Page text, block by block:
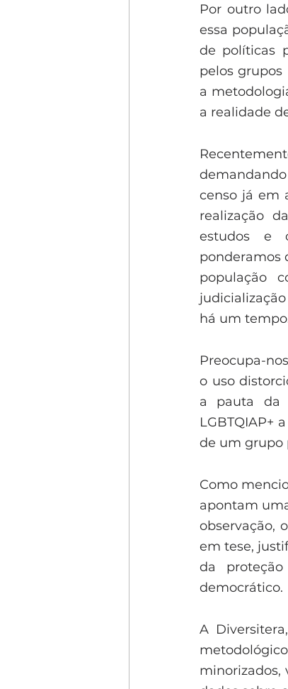
Por outro
essa
de políticas
pelos grupos
a
a realidade
censo já em
realização
estudos e
ponderamos
população
há um
Preocupa-
o uso
a pauta da
LGBTQIAP+
de um grupo
Como
apontam
observação,
em tese,
da
democrático.
A
minorizados,